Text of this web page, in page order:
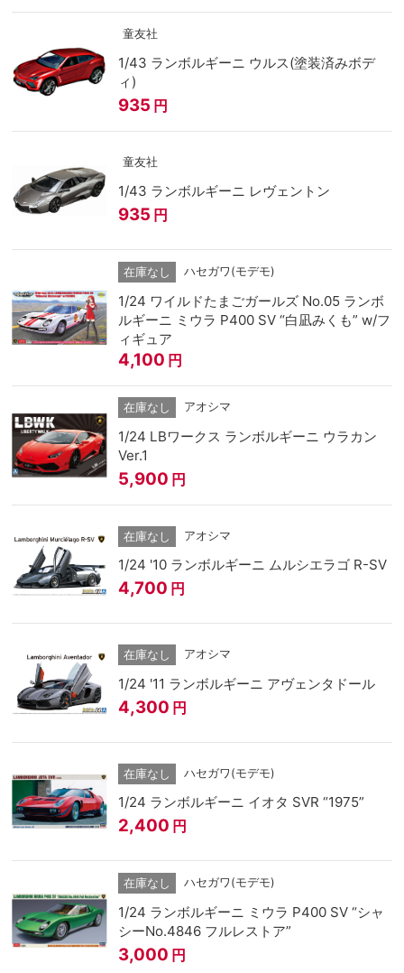
童友社
1/43 ランボルギーニ ウルス(塗装済みボデ
ィ)
935 円
童友社
1/43 ランボルギーニ レヴェントン
935 円
在庫なし ハセガワ(モデモ)
1/24 ワイルドたまごガールズ No.05 ランボ
ルギーニ ミウラ P400 SV “白凪みくも” w/フ
ィギュア
4,100 円
在庫なし アオシマ
1/24 LBワークス ランボルギーニ ウラカン
Ver.1
5,900 円
在庫なし アオシマ
1/24 '10 ランボルギーニ ムルシエラゴ R-SV
4,700 円
在庫なし アオシマ
1/24 '11 ランボルギーニ アヴェンタドール
4,300 円
在庫なし ハセガワ(モデモ)
1/24 ランボルギーニ イオタ SVR “1975”
2,400 円
在庫なし ハセガワ(モデモ)
1/24 ランボルギーニ ミウラ P400 SV “シャ
シーNo.4846 フルレストア”
3,000 円